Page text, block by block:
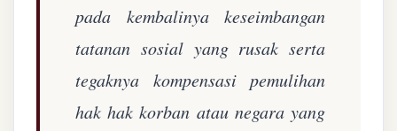
pada kembalinya keseimbangan
tatanan sosial yang rusak serta
tegaknya kompensasi pemulihan
hak hak korban atau negara yang